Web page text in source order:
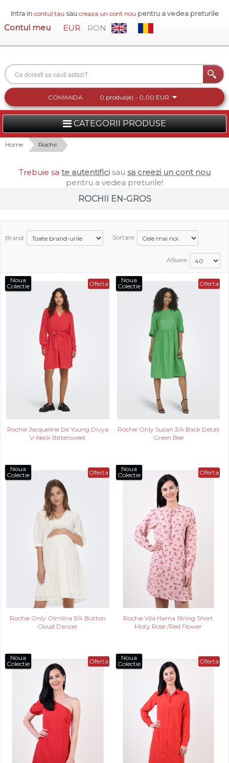
Intra in contul tausau creaza un cont nou pentru a vedea preturile
Contul meu EUR RON
COMANDA 0 produs(e) - 0,00 EUR
CATEGORII PRODUSE
FEMEI
INCALTAMINTE DAMA
COLECTIA NOUA
INFORMATII
Home Rochii
Trebuie sa te autentificisau sa creezi un cont nou
pentru a vedea preturile!
ROCHII EN-GROS
Brand: Sortare:
Afisare:
Oferta
Noua
Colectie
Rochie Jacqueline De Young Divya
V-Neck Bittersweet
Oferta
Noua
Colectie
Rochie Only Susan 3/4 Back Detail
Green Bee
Oferta
Noua
Colectie
Rochie Only Olmlina 3/4 Button
Cloud Dancer
Oferta
Noua
Colectie
Rochie Vila Hama String Short
Misty Rose /Red Flower
Oferta
Noua
Colectie
Oferta
Noua
Colectie